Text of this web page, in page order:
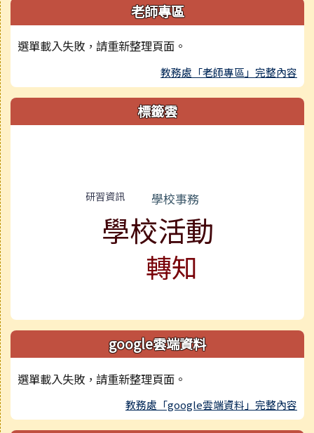
老師專區
選單載入失敗，請重新整理頁面。
教務處「老師專區」完整內容
標籤雲
研習資訊 學校事務
學校活動
轉知
google雲端資料
選單載入失敗，請重新整理頁面。
教務處「google雲端資料」完整內容